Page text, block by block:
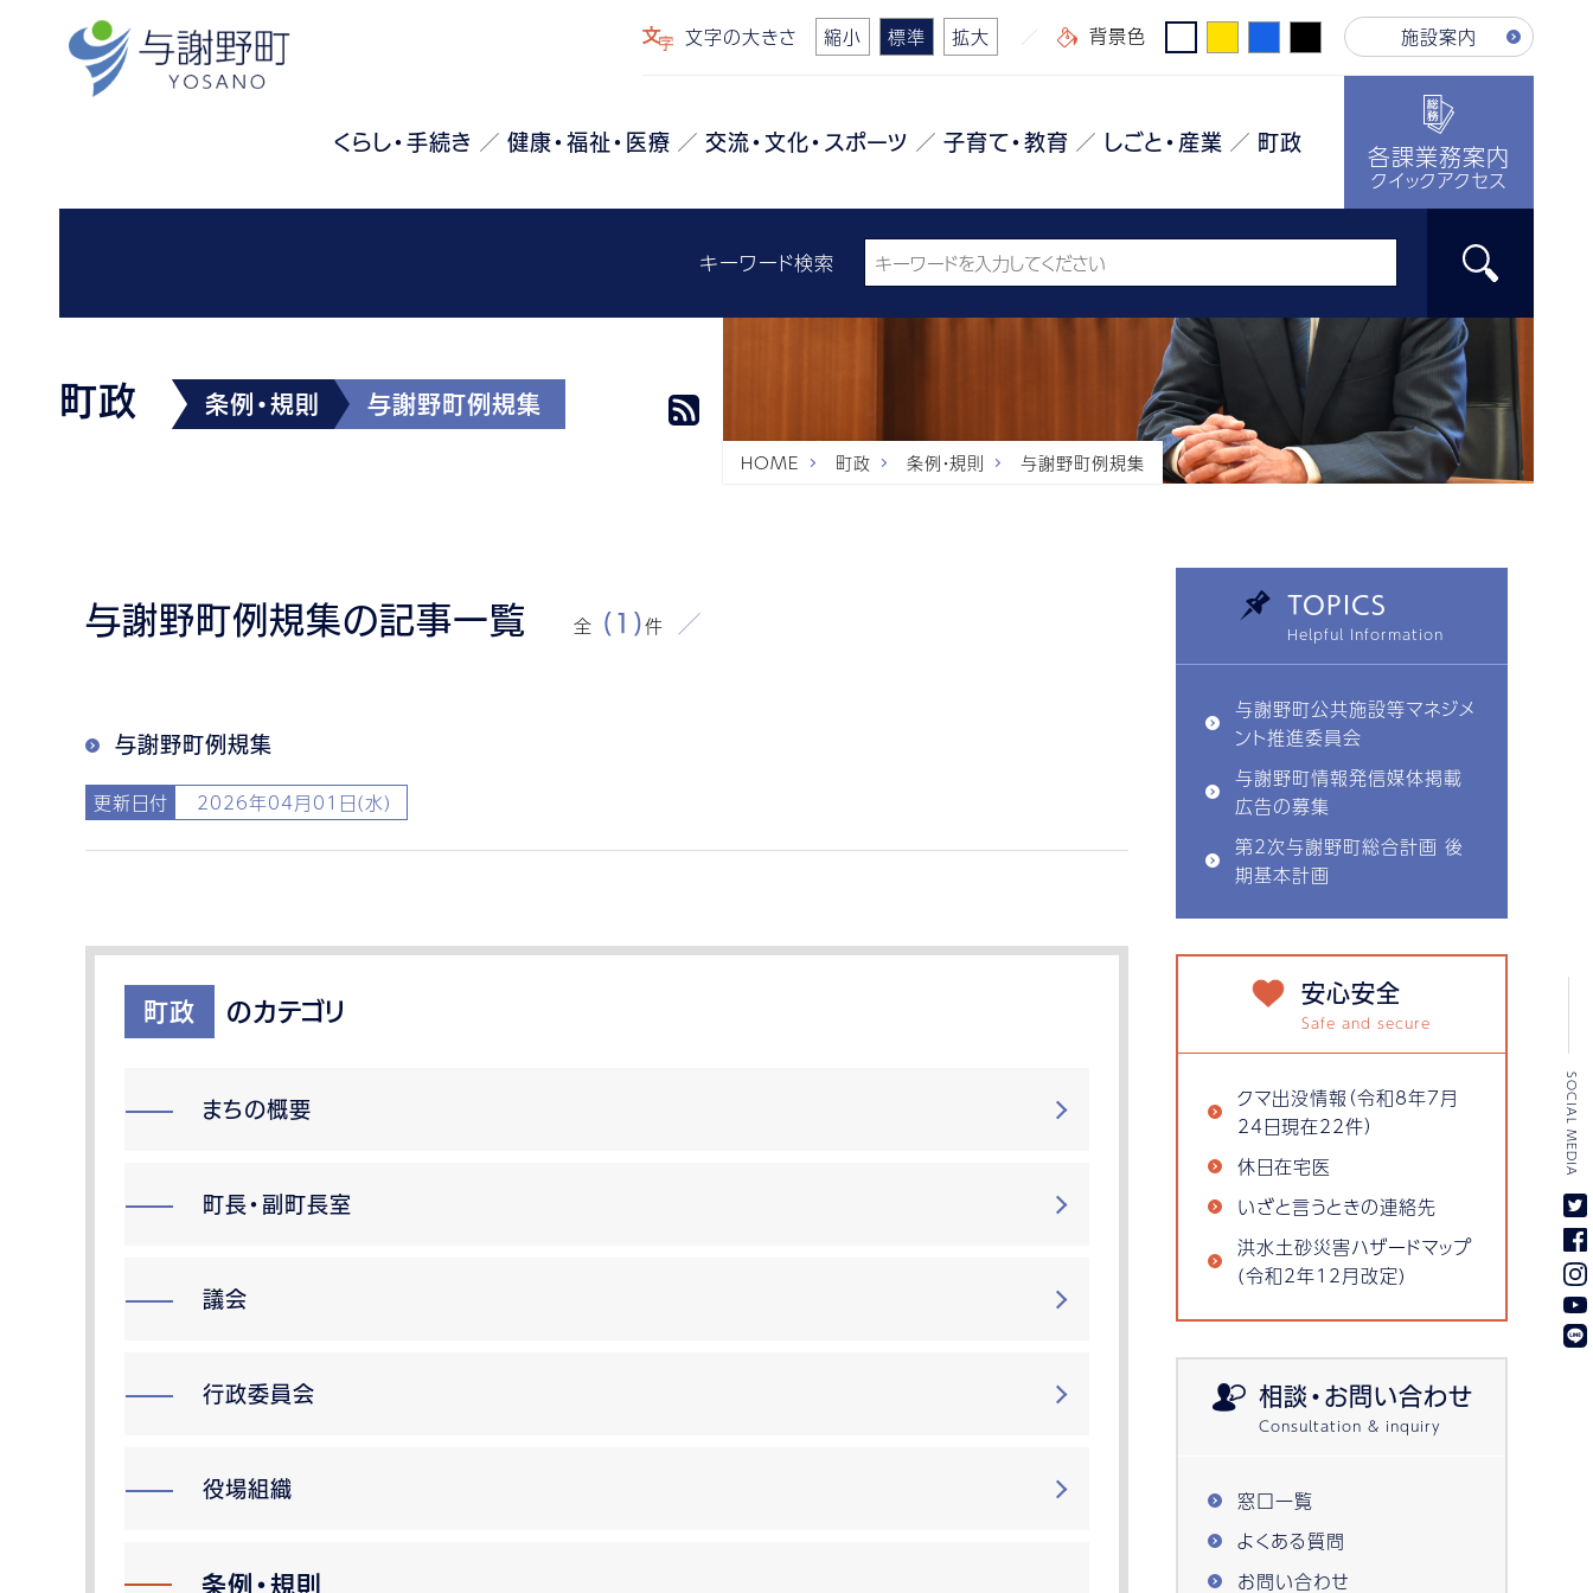
文字の大きさ 縮小 標準 拡大 背景色 施設案内
くらし・手続き 健康・福祉・医療 交流・文化・スポーツ 子育て・教育 しごと・産業 町政 各課業務案内
クイックアクセス
キーワード検索
町政 条例・規則 与謝野町例規集
HOME 町政 条例・規則 与謝野町例規集
与謝野町例規集の記事一覧 全 (1)件
与謝野町例規集
更新日付 2026年04月01日(水)
町政 のカテゴリ
まちの概要
町長・副町長室
議会
行政委員会
役場組織
条例・規則
TOPICS
与謝野町公共施設等マネジメ
ント推進委員会
与謝野町情報発信媒体掲載
広告の募集
第2次与謝野町総合計画 後
期基本計画
安心安全
クマ出没情報（令和8年7月
24日現在22件）
休日在宅医
いざと言うときの連絡先
洪水土砂災害ハザードマップ
(令和2年12月改定)
相談・お問い合わせ
窓口一覧
よくある質問
お問い合わせ
SOCIAL MEDIA